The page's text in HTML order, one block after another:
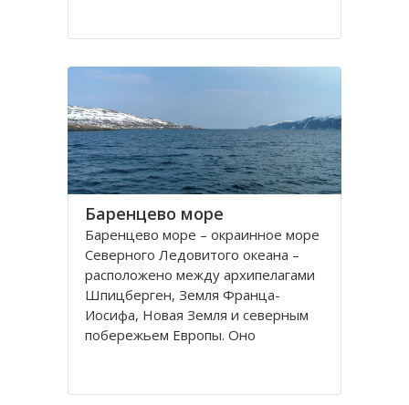
порт. На территории города, в
расположено Вологодское
Баренцево море
Баренцево море – окраинное море
Северного Ледовитого океана –
расположено между архипелагами
Шпицберген, Земля Франца-
Иосифа, Новая Земля и северным
побережьем Европы. Оно
поверхности составляет 1424